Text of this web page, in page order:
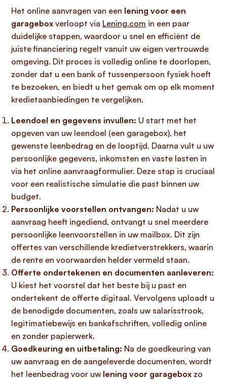
Het online aanvragen van een lening voor een
garagebox verloopt via Lening.com in een paar
duidelijke stappen, waardoor u snel en efficiënt de
juiste financiering regelt vanuit uw eigen vertrouwde
omgeving. Dit proces is volledig online te doorlopen,
zonder dat u een bank of tussenpersoon fysiek hoeft
te bezoeken, en biedt u het gemak om op elk moment
kredietaanbiedingen te vergelijken.
Leendoel en gegevens invullen: U start met het
opgeven van uw leendoel (een garagebox), het
gewenste leenbedrag en de looptijd. Daarna vult u uw
persoonlijke gegevens, inkomsten en vaste lasten in
via het online aanvraagformulier. Deze stap is cruciaal
voor een realistische simulatie die past binnen uw
budget.
Persoonlijke voorstellen ontvangen: Nadat u uw
aanvraag heeft ingediend, ontvangt u snel meerdere
persoonlijke leenvoorstellen in uw mailbox. Dit zijn
offertes van verschillende kredietverstrekkers, waarin
de rente en voorwaarden helder vermeld staan.
Offerte ondertekenen en documenten aanleveren:
U kiest het voorstel dat het beste bij u past en
ondertekent de offerte digitaal. Vervolgens uploadt u
de benodigde documenten, zoals uw salarisstrook,
legitimatiebewijs en bankafschriften, volledig online
en zonder papierwerk.
Goedkeuring en uitbetaling: Na de goedkeuring van
uw aanvraag en de aangeleverde documenten, wordt
het leenbedrag voor uw lening voor garagebox zo